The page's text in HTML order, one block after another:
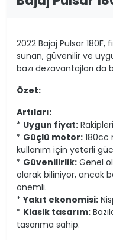
2022 Bajaj Pulsar
sunan, güvenilir ve
bazı dezavantajları da
Özet:
Artıları:
* Uygun fiyat:
* Güçlü motor: 180cc
kullanım için yeterli
* Güvenilirlik: Genel
olarak biliniyor, ancak
önemli.
*Yakıt ekonomisi:
* Klasik tasarım:
tasarıma sahip.